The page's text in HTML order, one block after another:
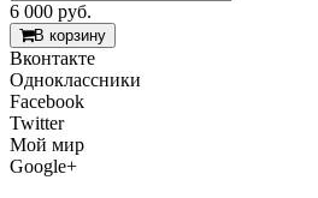
6 000 руб.
В корзину
Вконтакте
Одноклассники
Facebook
Twitter
Мой мир
Google+